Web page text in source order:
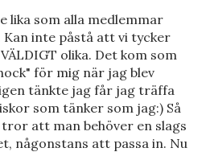
lika som alla medlemmar
Kan inte påstå att vi tycker
olika. Det kom som
för mig när jag blev
tänkte jag får jag träffa
som tänker som jag:) Så
att man behöver en slags
någonstans att passa in. Nu